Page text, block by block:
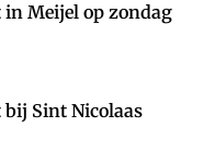
in Meijel op zondag
bij Sint Nicolaas